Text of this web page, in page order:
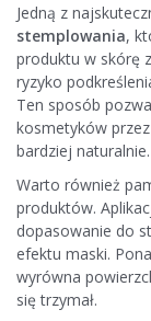
Jedną z
stemplowania,
produktu w skórę
ryzyko
Ten sposób
kosmetyków
bardziej naturalnie.
Warto również
produktów.
dopasowanie do
efektu maski.
wyrówna
się trzymał.